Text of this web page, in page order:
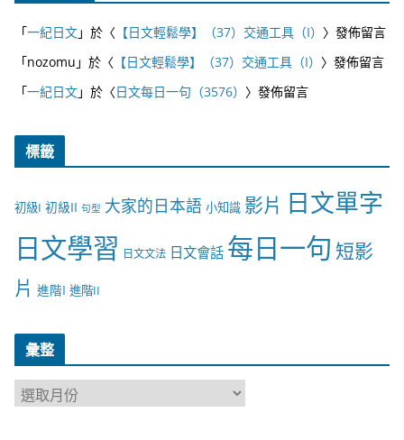
「一紀日文」於〈 【日文輕鬆學】（37）交通工具（I） 〉發佈留言
「nozomu 」於〈 【日文輕鬆學】（37）交通工具（I） 〉發佈留言
「一紀日文」於〈日文每日一句（3576） 〉發佈留言
標籤
初級I 初級II 句型 大家的日本語 小知識 影片 日文單字
日文學習 日文文法 日文會話 每日一句 短影
片 進階I 進階II
彙整
彙
整